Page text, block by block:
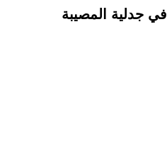
في جدلية المصيبة